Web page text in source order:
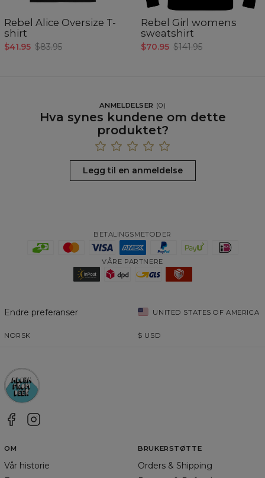
Rebel Alice Oversize T-
shirt
$41.95 $83.95
Rebel Girl womens
sweatshirt
$70.95 $141.95
ANMELDELSER (0)
Hva synes kundene om dette
produktet?
Legg til en anmeldelse
BETALINGSMETODER
VÅRE PARTNERE
Endre preferanser UNITED STATES OF AMERICA
NORSK $ USD
OM
Vår historie
BRUKERSTØTTE
Orders & Shipping